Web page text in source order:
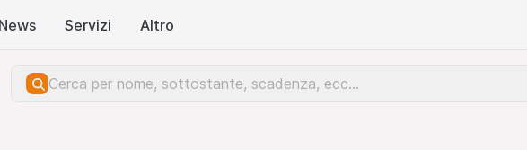
News Servizi Altro